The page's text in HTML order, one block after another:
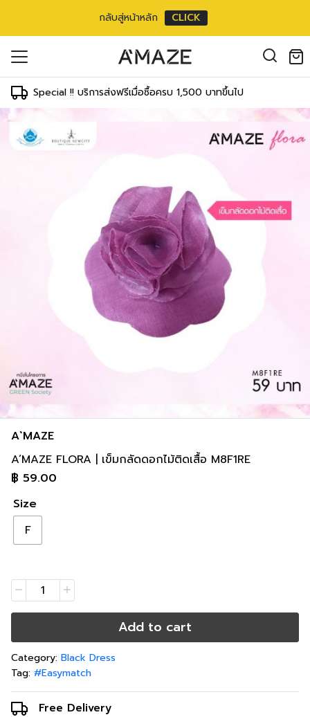
กลับสู่หน้าหลัก CLICK
Special !! บริการส่งฟรีเมื่อซื้อครบ 1,500 บาทขึ้นไป
A`MAZE
A’MAZE FLORA | เข็มกลัดดอกไม้ติดเสื้อ M8F1RE
฿ 59.00
Size
F
Add to cart
Category: Black Dress
Tag: #Easymatch
Free Delivery
in the cart.
address*
คลิกที่นี่เพื่อสมัครสมาชิก